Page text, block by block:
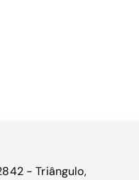
- Triângulo,